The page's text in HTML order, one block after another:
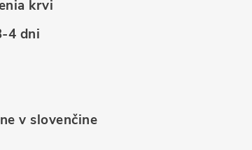
krvi
4 dni
v slovenčine